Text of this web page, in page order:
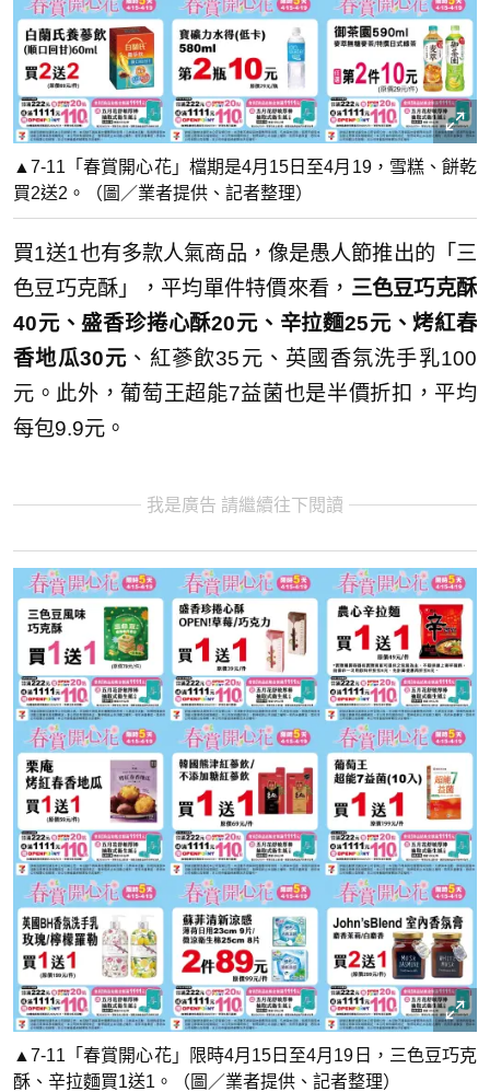
▲7-11「春賞開心花」檔期是4月15日至4月19，雪糕、餅乾
買2送2。（圖／業者提供、記者整理）
買1送1也有多款人氣商品，像是愚人節推出的「三
色豆巧克酥」，平均單件特價來看， 三色豆巧克酥
40元、盛香珍捲心酥20元、辛拉麵25元、烤紅春
香地瓜30元 、紅蔘飲35元、英國香氛洗手乳100
元。此外，葡萄王超能7益菌也是半價折扣，平均
每包9.9元。
我是廣告 請繼續往下閱讀
▲7-11「春賞開心花」限時4月15日至4月19日，三色豆巧克
酥、辛拉麵買1送1。（圖／業者提供、記者整理）